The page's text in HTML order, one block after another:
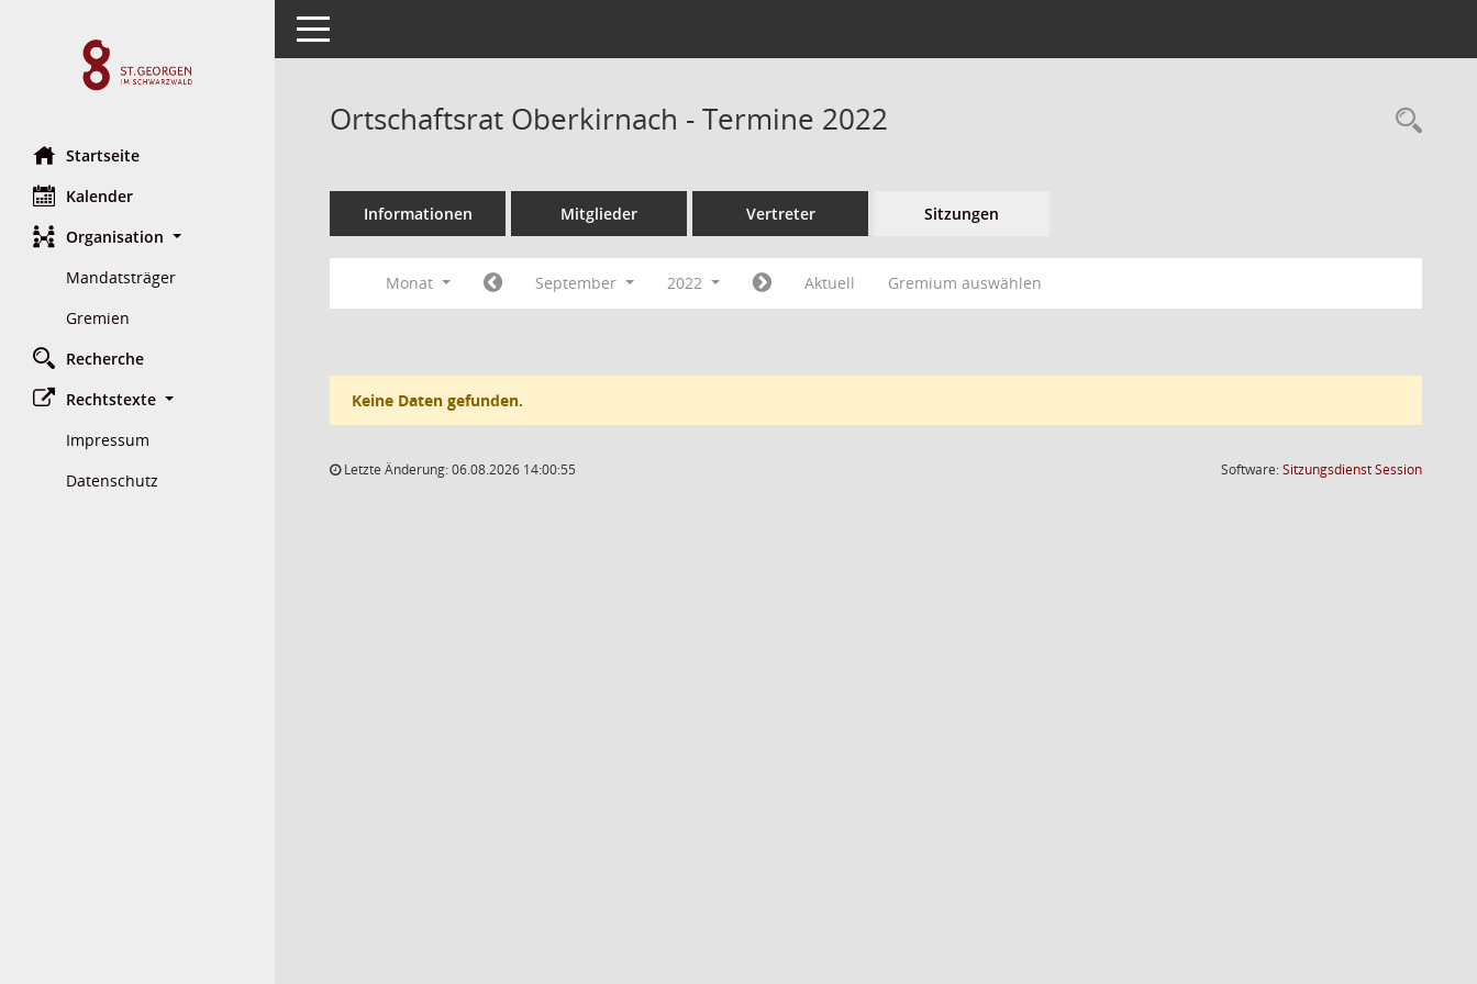
Startseite
Kalender
Organisation
Mandatsträger
Gremien
Recherche
Rechtstexte
Impressum
Datenschutz
Toggle navigation
Ortschaftsrat Oberkirnach - Termine 2022
Informationen Mitglieder Vertreter Sitzungen
Monat September 2022 Aktuell Gremium auswählen
Keine Daten gefunden.
Letzte Änderung: 06.08.2026 14:00:55 Software:SitzungsdienstSession(Wird in